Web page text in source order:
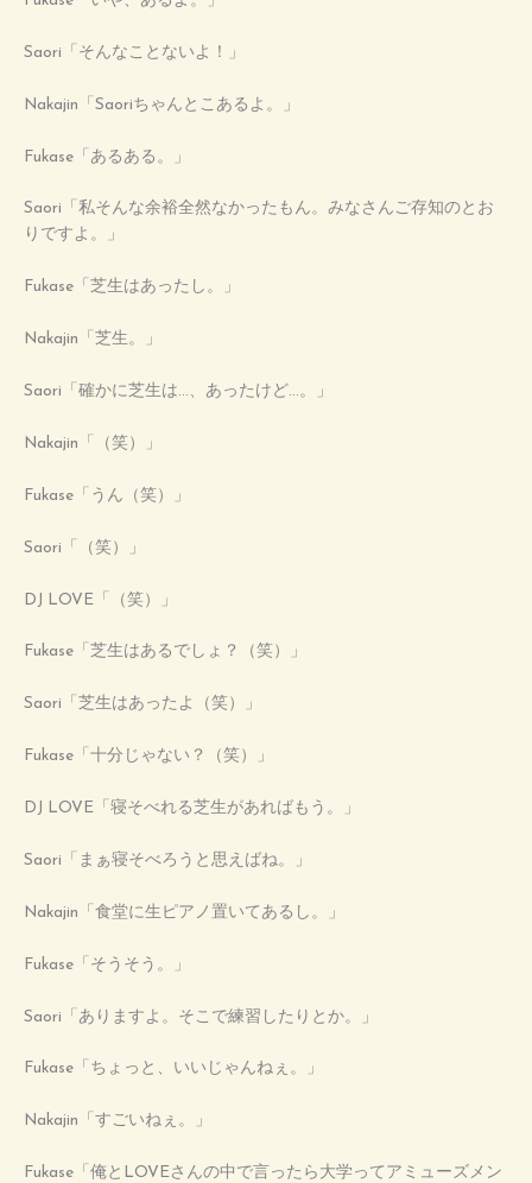
Saori「そんなことないよ！」
Nakajin「Saoriちゃんとこあるよ。」
Fukase「あるある。」
Saori「私そんな余裕全然なかったもん。みなさんご存知のとお
りですよ。」
Fukase「芝生はあったし。」
Nakajin「芝生。」
Saori「確かに芝生は…、あったけど…。」
Nakajin「（笑）」
Fukase「うん（笑）」
Saori「（笑）」
DJ LOVE「（笑）」
Fukase「芝生はあるでしょ？（笑）」
Saori「芝生はあったよ（笑）」
Fukase「十分じゃない？（笑）」
DJ LOVE「寝そべれる芝生があればもう。」
Saori「まぁ寝そべろうと思えばね。」
Nakajin「食堂に生ピアノ置いてあるし。」
Fukase「そうそう。」
Saori「ありますよ。そこで練習したりとか。」
Fukase「ちょっと、いいじゃんねぇ。」
Nakajin「すごいねぇ。」
Fukase「俺とLOVEさんの中で言ったら大学ってアミューズメン